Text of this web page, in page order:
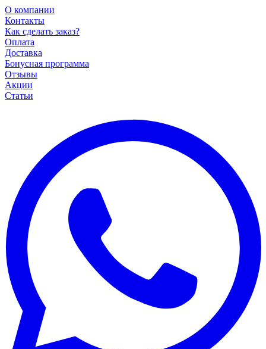
О компании
Контакты
Как сделать заказ?
Оплата
Доставка
Бонусная программа
Отзывы
Акции
Статьи